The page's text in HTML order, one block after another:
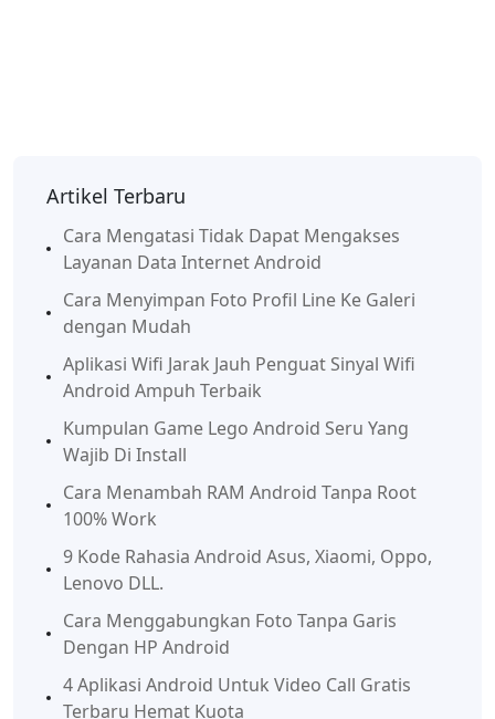
Artikel Terbaru
Cara Mengatasi Tidak Dapat Mengakses
Layanan Data Internet Android
Cara Menyimpan Foto Profil Line Ke Galeri
dengan Mudah
Aplikasi Wifi Jarak Jauh Penguat Sinyal Wifi
Android Ampuh Terbaik
Kumpulan Game Lego Android Seru Yang
Wajib Di Install
Cara Menambah RAM Android Tanpa Root
100% Work
9 Kode Rahasia Android Asus, Xiaomi, Oppo,
Lenovo DLL.
Cara Menggabungkan Foto Tanpa Garis
Dengan HP Android
4 Aplikasi Android Untuk Video Call Gratis
Terbaru Hemat Kuota